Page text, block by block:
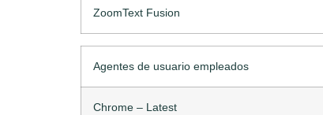
ZoomText Fusion
Agentes de usuario empleados
Chrome – Latest